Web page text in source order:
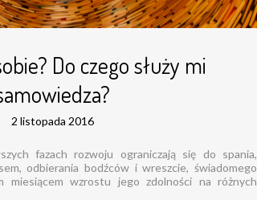
Do czego służy mi
2 listopada 2016
fazach rozwoju ograniczają się do spania,
odbierania bodźców i wreszcie, świadomego
miesiącem wzrostu jego zdolności na różnych